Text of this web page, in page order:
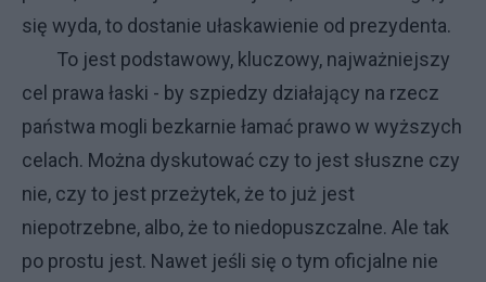
się wyda, to dostanie ułaskawienie od prezydenta.
To jest podstawowy, kluczowy, najważniejszy
cel prawa łaski - by szpiedzy działający na rzecz
państwa mogli bezkarnie łamać prawo w wyższych
celach. Można dyskutować czy to jest słuszne czy
nie, czy to jest przeżytek, że to już jest
niepotrzebne, albo, że to niedopuszczalne. Ale tak
po prostu jest. Nawet jeśli się o tym oficjalne nie